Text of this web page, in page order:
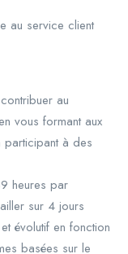
au service client
au
vous formant aux
participant à des
heures par
sur 4 jours
évolutif en fonction
basées sur le